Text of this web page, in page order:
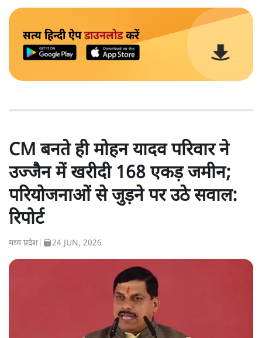
सत्य हिन्दी ऐपडाउनलोडकरें
CM बनते ही मोहन यादव परिवार ने
उज्जैन में खरीदी 168 एकड़ जमीन;
परियोजनाओं से जुड़ने पर उठे सवाल:
रिपोर्ट
मध्य प्रदेश 24 JUN, 2026